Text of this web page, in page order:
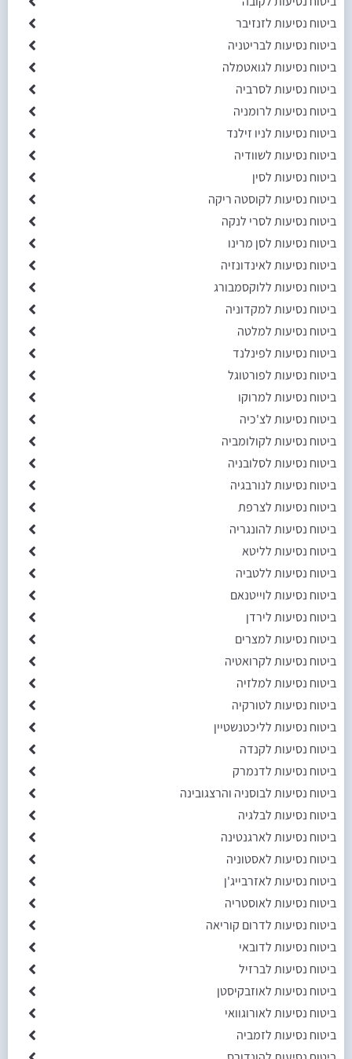
ביטוח נסיעות לזנזיבר
ביטוח נסיעות לבריטניה
ביטוח נסיעות לגואטמלה
ביטוח נסיעות לסרביה
ביטוח נסיעות לרומניה
ביטוח נסיעות לניו זילנד
ביטוח נסיעות לשוודיה
ביטוח נסיעות לסין
ביטוח נסיעות לקוסטה ריקה
ביטוח נסיעות לסרי לנקה
ביטוח נסיעות לסן מרינו
ביטוח נסיעות לאינדונזיה
ביטוח נסיעות ללוקסמבורג
ביטוח נסיעות למקדוניה
ביטוח נסיעות למלטה
ביטוח נסיעות לפינלנד
ביטוח נסיעות לפורטוגל
ביטוח נסיעות למרוקו
ביטוח נסיעות לצ'כיה
ביטוח נסיעות לקולומביה
ביטוח נסיעות לסלובניה
ביטוח נסיעות לנורבגיה
ביטוח נסיעות לצרפת
ביטוח נסיעות להונגריה
ביטוח נסיעות לליטא
ביטוח נסיעות ללטביה
ביטוח נסיעות לוייטנאם
ביטוח נסיעות לירדן
ביטוח נסיעות למצרים
ביטוח נסיעות לקרואטיה
ביטוח נסיעות למלזיה
ביטוח נסיעות לטורקיה
ביטוח נסיעות לליכטנשטיין
ביטוח נסיעות לקנדה
ביטוח נסיעות לדנמרק
ביטוח נסיעות לבוסניה והרצגובינה
ביטוח נסיעות לבלגיה
ביטוח נסיעות לארגנטינה
ביטוח נסיעות לאסטוניה
ביטוח נסיעות לאזרבייג'ן
ביטוח נסיעות לאוסטריה
ביטוח נסיעות לדרום קוריאה
ביטוח נסיעות לדובאי
ביטוח נסיעות לברזיל
ביטוח נסיעות לאוזבקיסטן
ביטוח נסיעות לאורוגוואי
ביטוח נסיעות לזמביה